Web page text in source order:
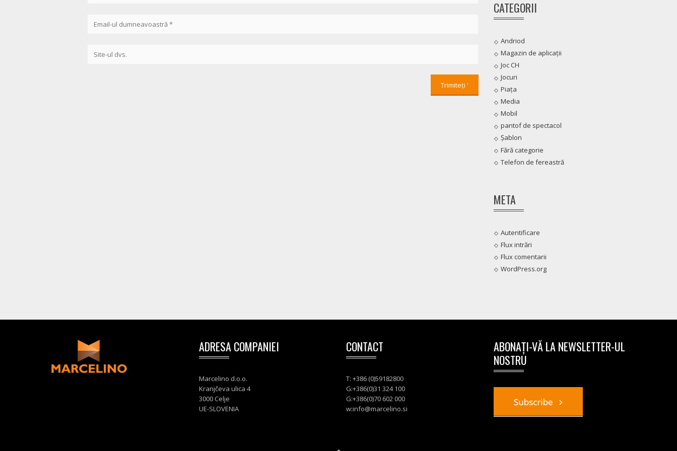
CATEGORII
Andriod
Magazin de aplicații
Joc CH
Jocuri
Piața
Media
Mobil
pantof de spectacol
Șablon
Fără categorie
Telefon de fereastră
META
Autentificare
Flux intrări
Flux comentarii
WordPress.org
ADRESA COMPANIEI
Marcelino d.o.o.
Kranjčeva ulica 4
3000 Celje
UE-SLOVENIA
CONTACT
T: +386 (0)59182800
G:+386(0)31 324 100
G:+386(0)70 602 000
w:info@marcelino.si
ABONAȚI-VĂ LA NEWSLETTER-UL
NOSTRU